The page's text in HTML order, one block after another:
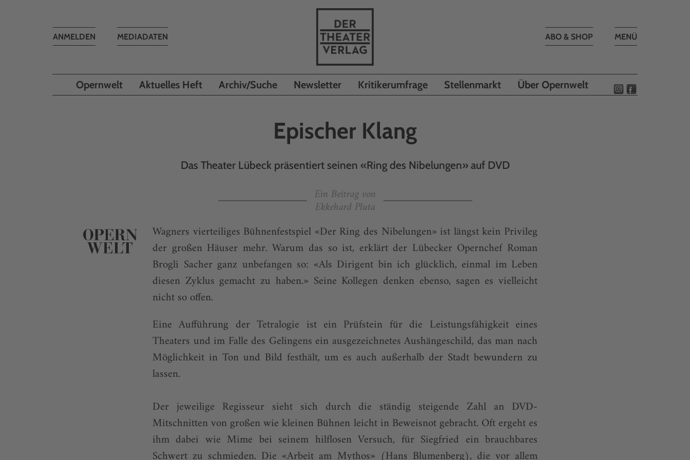
Toggle
MENÜ
ABO & SHOP
MEDIADATEN
Toggle
ANMELDEN
Opernwelt Aktuelles Heft Archiv/Suche Newsletter Kritikerumfrage Stellenmarkt Über Opernwelt
Epischer Klang
Das Theater Lübeck präsentiert seinen «Ring des Nibelungen» auf DVD
Ein Beitrag von
Ekkehard Pluta
Wagners vierteiliges Bühnenfestspiel «Der Ring des Nibelungen» ist längst kein Privileg
der großen Häuser mehr. Warum das so ist, erklärt der Lübecker Opernchef Roman
Brogli Sacher ganz unbefangen so: «Als Dirigent bin ich glücklich, einmal im Leben
diesen Zyklus gemacht zu haben.» Seine Kollegen denken ebenso, sagen es vielleicht
nicht so offen.
Eine Aufführung der Tetralogie ist ein Prüfstein für die Leistungsfähigkeit eines
Theaters und im Falle des Gelingens ein ausgezeichnetes Aushängeschild, das man nach
Möglichkeit in Ton und Bild festhält, um es auch außerhalb der Stadt bewundern zu
lassen.
Der jeweilige Regisseur sieht sich durch die ständig steigende Zahl an DVD-
Mitschnitten von großen wie kleinen Bühnen leicht in Beweisnot gebracht. Oft ergeht es
ihm dabei wie Mime bei seinem hilflosen Versuch, für Siegfried ein brauchbares
Schwert zu schmieden. Die «Arbeit am Mythos» (Hans Blumenberg), die vor allem